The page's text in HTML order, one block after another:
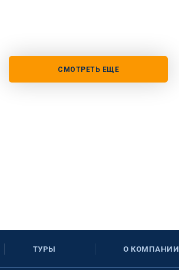
СМОТРЕТЬ ЕЩЕ
ТУРЫ О КОМПАНИИ